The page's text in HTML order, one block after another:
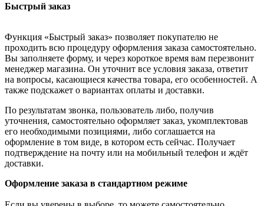
Быстрый заказ
Функция «Быстрый заказ» позволяет покупателю не
проходить всю процедуру оформления заказа самостоятельно.
Вы заполняете форму, и через короткое время вам перезвонит
менеджер магазина. Он уточнит все условия заказа, ответит
на вопросы, касающиеся качества товара, его особенностей. А
также подскажет о вариантах оплаты и доставки.
По результатам звонка, пользователь либо, получив
уточнения, самостоятельно оформляет заказ, укомплектовав
его необходимыми позициями, либо соглашается на
оформление в том виде, в котором есть сейчас. Получает
подтверждение на почту или на мобильный телефон и ждёт
доставки.
Оформление заказа в стандартном режиме